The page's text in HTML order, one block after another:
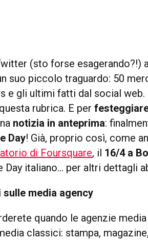
(sto forse esagerando?!)
suo piccolo traguardo: 50
e gli ultimi fatti dal social
rubrica. E per
notizia in anteprima:
Day! Già, proprio così, come
di Foursquare, il 16/4 a
Day italiano… per altri dettagli
media agency
quando le agenzie
classici: stampa,